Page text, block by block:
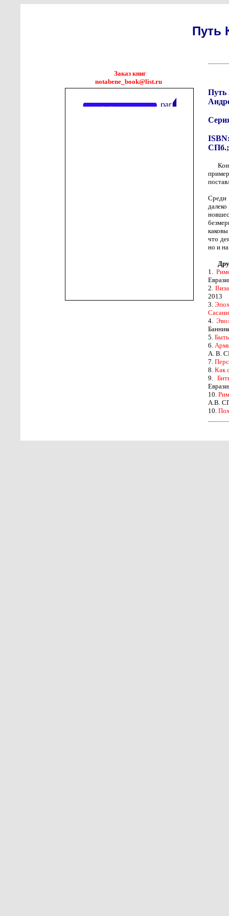
Путь
Заказ книг
notabene_book@list.ru
Путь
СПб.;
Среди
что
но и
1.
2.
2013
3.
4.
5.
6.
А. В.
7.
8. Как
9.
10.
А.В.
10.